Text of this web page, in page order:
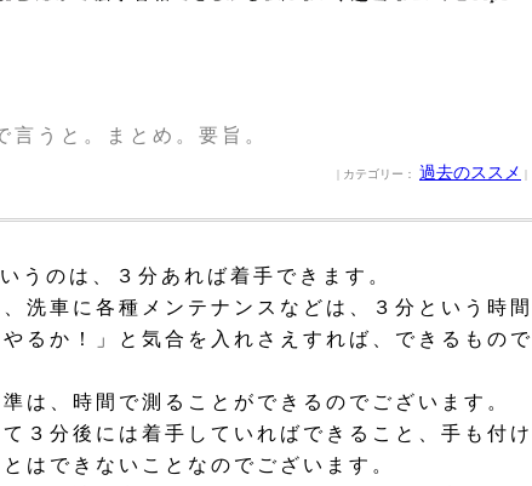
言うと。まとめ。要旨。
| カテゴリー： 過去のススメ |
うのは、３分あれば着手できます。
洗車に各種メンテナンスなどは、３分という時間
るか！」と気合を入れさえすれば、できるもので
は、時間で測ることができるのでございます。
３分後には着手していればできること、手も付け
はできないことなのでございます。